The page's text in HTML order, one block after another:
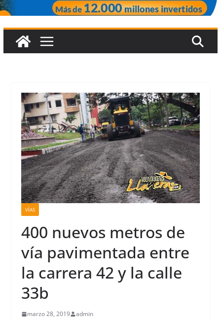
VÍAS
400 nuevos metros de
vía pavimentada entre
la carrera 42 y la calle
33b
marzo 28, 2019 admin